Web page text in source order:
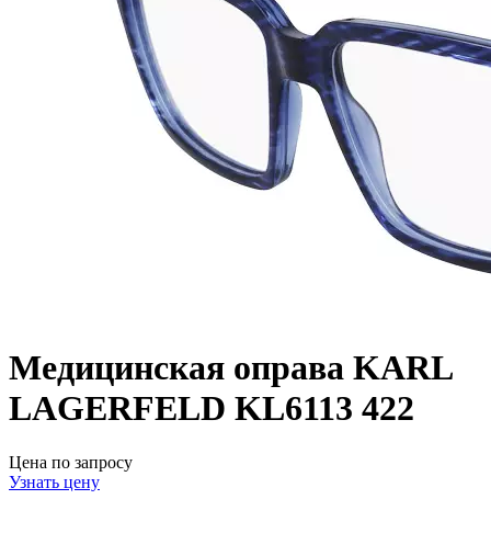
Медицинская оправа KARL
LAGERFELD KL6113 422
Цена по запросу
Узнать цену